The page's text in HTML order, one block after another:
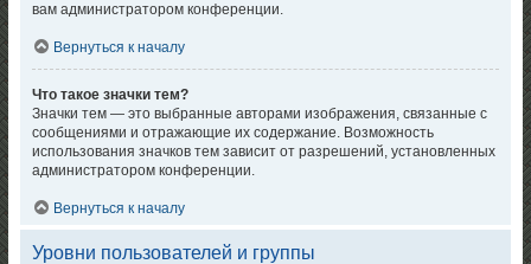
вам администратором конференции.
Вернуться к началу
Что такое значки тем?
Значки тем — это выбранные авторами изображения, связанные с
сообщениями и отражающие их содержание. Возможность
использования значков тем зависит от разрешений, установленных
администратором конференции.
Вернуться к началу
Уровни пользователей и группы